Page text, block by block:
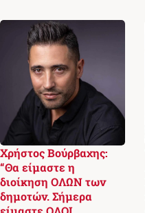
Χρήστος Βούρβαχης:
“Θα είμαστε η
διοίκηση ΟΛΩΝ των
δημοτών. Σήμερα